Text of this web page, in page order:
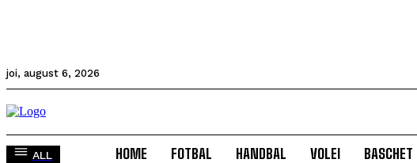
joi, august 6, 2026
ALL HOME FOTBAL HANDBAL VOLEI BASCHET